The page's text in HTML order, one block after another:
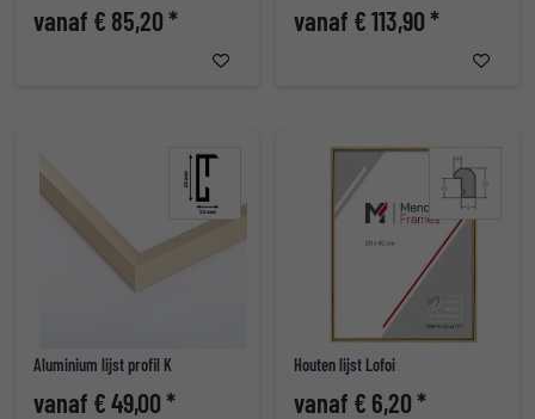
vanaf € 85,20 * vanaf € 113,90 *
Aluminium lijst profil K
vanaf € 49,00 *
Houten lijst Lofoi
vanaf € 6,20 *